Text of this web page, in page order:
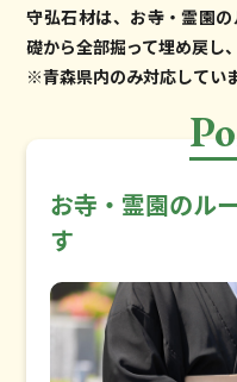
守弘石材は、お寺・霊園
礎から全部掘って埋め戻し
※青森県内のみ対応してい
お寺・霊園のル
す